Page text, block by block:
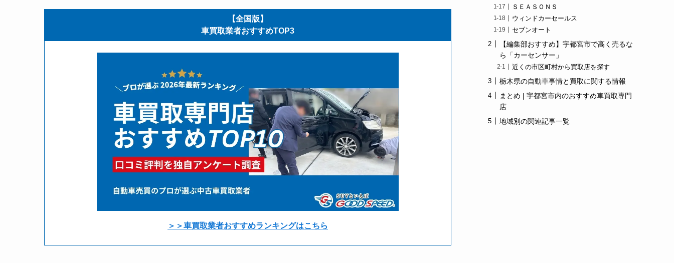
【全国版】
車買取業者おすすめTOP3
＞＞車買取業者おすすめランキングはこちら
ＳＥＡＳＯＮＳ
ウィンドカーセールス
セブンオート
【編集部おすすめ】宇都宮市で高く売るな
ら「カーセンサー」
近くの市区町村から買取店を探す
栃木県の自動車事情と買取に関する情報
まとめ | 宇都宮市内のおすすめ車買取専門
店
地域別の関連記事一覧